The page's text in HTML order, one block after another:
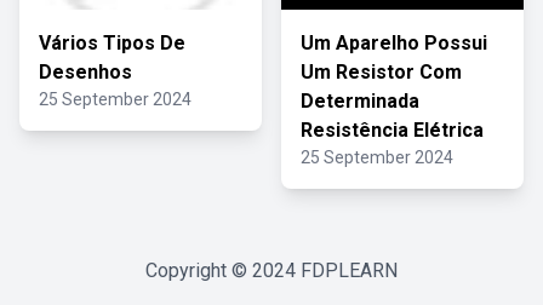
Vários Tipos De
Desenhos
25 September 2024
Um Aparelho Possui
Um Resistor Com
Determinada
Resistência Elétrica
25 September 2024
Copyright © 2024 FDPLEARN